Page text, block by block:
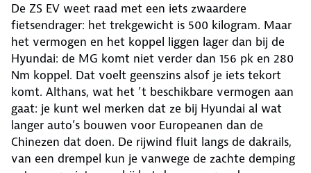
De ZS EV weet raad met een iets zwaardere
fietsendrager: het trekgewicht is 500 kilogram. Maar
het vermogen en het koppel liggen lager dan bij de
Hyundai: de MG komt niet verder dan 156 pk en 280
Nm koppel. Dat voelt geenszins alsof je iets tekort
komt. Althans, wat het ’t beschikbare vermogen aan
gaat: je kunt wel merken dat ze bij Hyundai al wat
langer auto’s bouwen voor Europeanen dan de
Chinezen dat doen. De rijwind fluit langs de dakrails,
van een drempel kun je vanwege de zachte demping